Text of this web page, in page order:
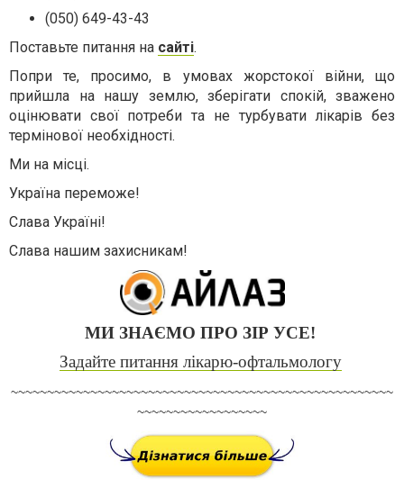
(050) 649-43-43
Поставьте питання на сайті.
Попри те, просимо, в умовах жорстокої війни, що
прийшла на нашу землю, зберігати спокій, зважено
оцінювати свої потреби та не турбувати лікарів без
термінової необхідності.
Ми на місці.
Україна переможе!
Слава Україні!
Слава нашим захисникам!
МИ ЗНАЄМО ПРО ЗІР УСЕ!
Задайте питання лікарю-офтальмологу
~~~~~~~~~~~~~~~~~~~~~~~~~~~~~~~~~~~~~~~~~~~~~~~~~~~~~
~~~~~~~~~~~~~~~~~~